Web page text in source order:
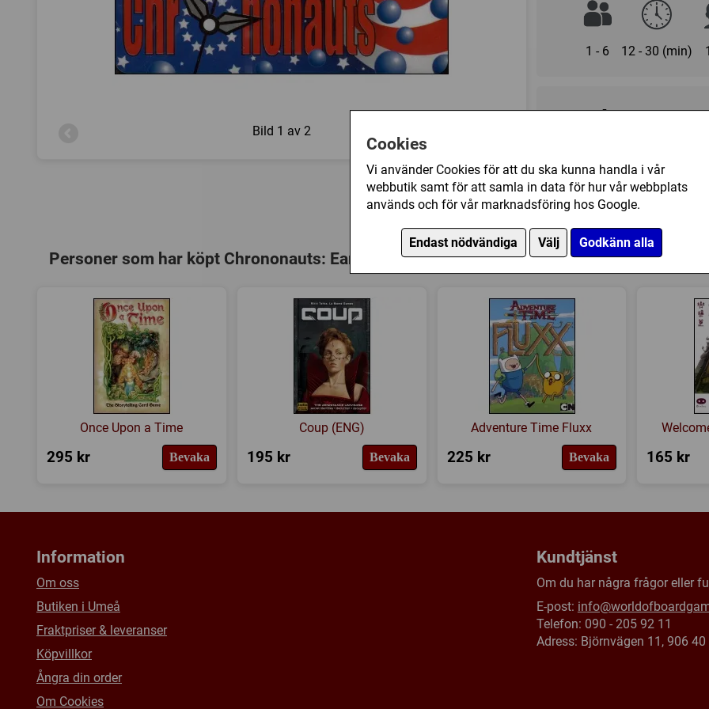
Cookies
Vi använder Cookies för att du ska kunna handla i vår
webbutik samt för att samla in data för hur vår webbplats
används och för vår marknadsföring hos Google.
Endast nödvändiga Välj Godkänn alla
Bild 1 av 2
1 - 6 12 - 30 (min)
169 kr
Ej tillgänglig
Övrig information
Speltyp: Kortspel,Familjespel
Modulär spelplan
Tillverkare:
Länkar:
Försälj. rank:
6982/18139
Personer som har köpt Chrononauts: Early American har också köpt
Once Upon a Time
295 kr Bevaka
Coup (ENG)
195 kr Bevaka
Adventure Time Fluxx
225 kr Bevaka 165 kr
Information
Om oss
Butiken i Umeå
Fraktpriser & leveranser
Köpvillkor
Ångra din order
Om Cookies
Kundtjänst
Om du har några frågor eller
E-post:
Telefon: 090 - 205 92 11
Adress: Björnvägen 11, 906 40